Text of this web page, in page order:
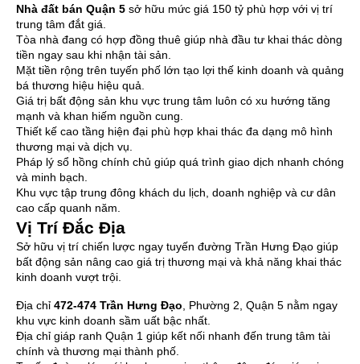
Nhà đất bán Quận 5 sở hữu mức giá 150 tỷ phù hợp với vị trí
trung tâm đắt giá.
Tòa nhà đang có hợp đồng thuê giúp nhà đầu tư khai thác dòng
tiền ngay sau khi nhận tài sản.
Mặt tiền rộng trên tuyến phố lớn tạo lợi thế kinh doanh và quảng
bá thương hiệu hiệu quả.
Giá trị bất động sản khu vực trung tâm luôn có xu hướng tăng
mạnh và khan hiếm nguồn cung.
Thiết kế cao tầng hiện đại phù hợp khai thác đa dạng mô hình
thương mại và dịch vụ.
Pháp lý sổ hồng chính chủ giúp quá trình giao dịch nhanh chóng
và minh bạch.
Khu vực tập trung đông khách du lịch, doanh nghiệp và cư dân
cao cấp quanh năm.
Vị Trí Đắc Địa
Sở hữu vị trí chiến lược ngay tuyến đường Trần Hưng Đạo giúp
bất động sản nâng cao giá trị thương mại và khả năng khai thác
kinh doanh vượt trội.
Địa chỉ 472-474 Trần Hưng Đạo, Phường 2, Quận 5 nằm ngay
khu vực kinh doanh sầm uất bậc nhất.
Địa chỉ giáp ranh Quận 1 giúp kết nối nhanh đến trung tâm tài
chính và thương mại thành phố.